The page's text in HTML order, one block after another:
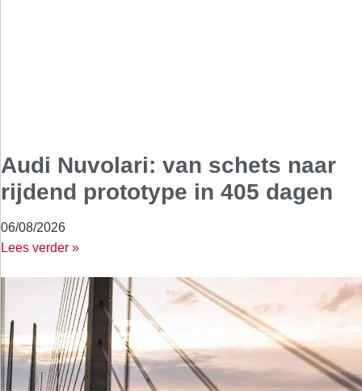
Audi Nuvolari: van schets naar
rijdend prototype in 405 dagen
06/08/2026
Lees verder »